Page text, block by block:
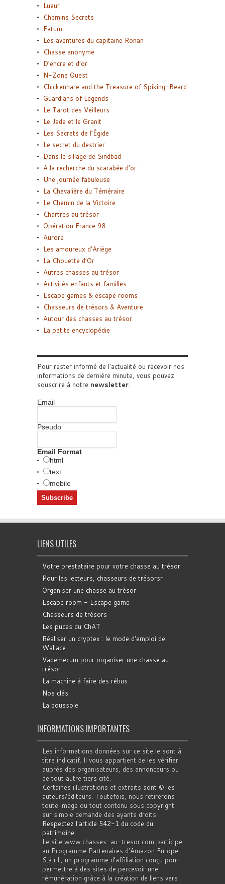
Lueur
Chemins Secrets
Fatum
Les aventures du capitaine Ronan
Chasse anonyme
D’encre et d’or
N-Zone Quest
Chickenhare and the Treasure of Spiking-Beard
Guardians of Legends
Le Tarot des Veilleurs
Le Jade et le Granit
Les Secrets de l’Égide
Le secret du destrier
Dans le sillage de Sindbad
A la recherche du scarabée d’or
Une journée fabuleuse
La Chevalière du Téméraire
Le Chemin de la Victoire
Chartres au trésor
Opération France 98
Aurore
Les amoureux d’Ariège
La Chouette d’Or
Autres chasses au trésor
Activités enfants et familles
Escape games & escape rooms
Chasseurs de trésors & Aventure
Autour des chasses au trésor
La petite encyclopédie
Pour rester informé de l'actualité ou recevoir nos
informations de dernière minute, vous pouvez
souscrire à notre newsletter
Email
Pseudo
Email Format
html
text
mobile
LIENS UTILES
Votre prestataire pour votre chasse au trésor
Pour les lecteurs, chasseurs de trésorsr
Organiser une chasse au trésor
Escape room - Escape game
Chasseurs de trésors
Les puces du ChAT
Réaliser un cryptex : le mode d'emploi de
Wallace
Vademecum pour organiser une chasse au
trésor
La machine à faire des rébus
Nos clés
La boussole
INFORMATIONS IMPORTANTES
Les informations données sur ce site le sont à
titre indicatif. Il vous appartient de les vérifier
auprès des organisateurs, des annonceurs ou
de tout autre tiers cité.
Certaines illustrations et extraits sont © les
auteurs/éditeurs. Toutefois, nous retirerons
toute image ou tout contenu sous copyright
sur simple demande des ayants droits.
Respectez l'article 542-1 du code du
patrimoine
Le site www.chasses-au-tresor.com participe
au Programme Partenaires d’Amazon Europe
S.à r.l., un programme d’affiliation conçu pour
permettre à des sites de percevoir une
rémunération grâce à la création de liens vers